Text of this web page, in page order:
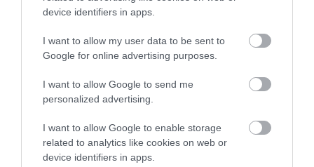
device identifiers in apps.
I want to allow my user data to be sent to
Google for online advertising purposes.
I want to allow Google to send me
personalized advertising.
I want to allow Google to enable storage
related to analytics like cookies on web or
device identifiers in apps.
Így emelkedett a hazai vállalati középvezetők bére